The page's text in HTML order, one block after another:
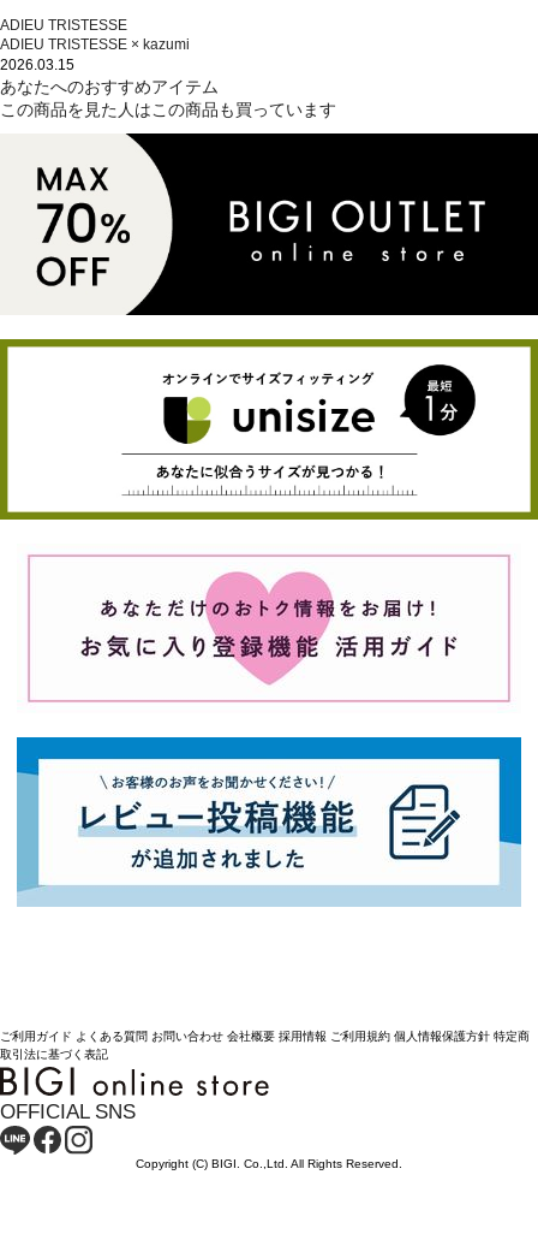
ADIEU TRISTESSE
ADIEU TRISTESSE × kazumi
2026.03.15
あなたへのおすすめアイテム
この商品を見た人はこの商品も買っています
ご利用ガイド よくある質問 お問い合わせ 会社概要 採用情報 ご利用規約 個人情報保護方針 特定商
取引法に基づく表記
OFFICIAL SNS
Copyright (C) BIGI. Co.,Ltd. All Rights Reserved.